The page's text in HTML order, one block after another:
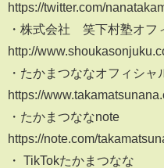
https://twitter.com/
・株式会社 笑下村塾オフ
http://
・たかまつななオフィシャ
https://
・たかまつななnote
https://note.com/
・ TikTokたかまつなな